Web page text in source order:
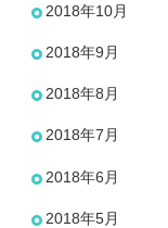
2018年10月
2018年9月
2018年8月
2018年7月
2018年6月
2018年5月